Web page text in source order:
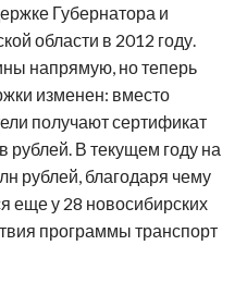
Губернатора и
области в 2012 году.
напрямую, но теперь
изменен: вместо
получают сертификат
рублей. В текущем году на
рублей, благодаря чему
еще у 28 новосибирских
программы транспорт